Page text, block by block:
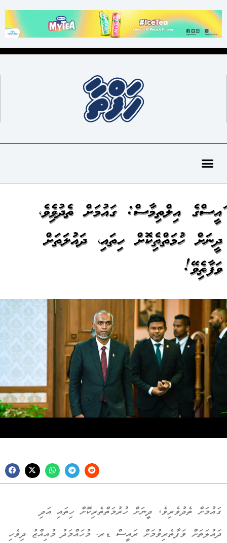
ރައީސްގެ އިލްތިމާސް: ގައުމަށް ތެދުވެރިވެ،
ދީނަށް ހުރުމަތްތެރިކޮށް ހިތައި، ދައުލަތަށް
ވަފާތެރިވޭ!
ގައުމަށް ތެދުވެރިވެ، ދީނަށް ހުރުމަތްތެރިކޮށް ހިތައި އަދި
ދައުލަތަށް ވަފާތެރިވުމަށް ރައީސް ޑރ. މުހައްމަދު މުއިއްޒު ދިވެހި